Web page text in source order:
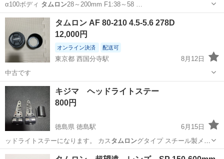
α100ボディ タムロン28～200mm F1:38～58 …
東京 葛飾区
タムロン AF 80-210 4.5-5.6 278D
12,000円
オンライン決済 配送可
東京都 西国分寺駅
8月12日
中古です
東京 国分寺市 カメラ
キジマ ヘッドライトステー
800円
徳島県 徳島駅
6月15日
ッドライトステーになります。 カス タムロングタイプ スチール製メッ
キ 205…
徳島 徳島市 その他 ヘッドライトステー